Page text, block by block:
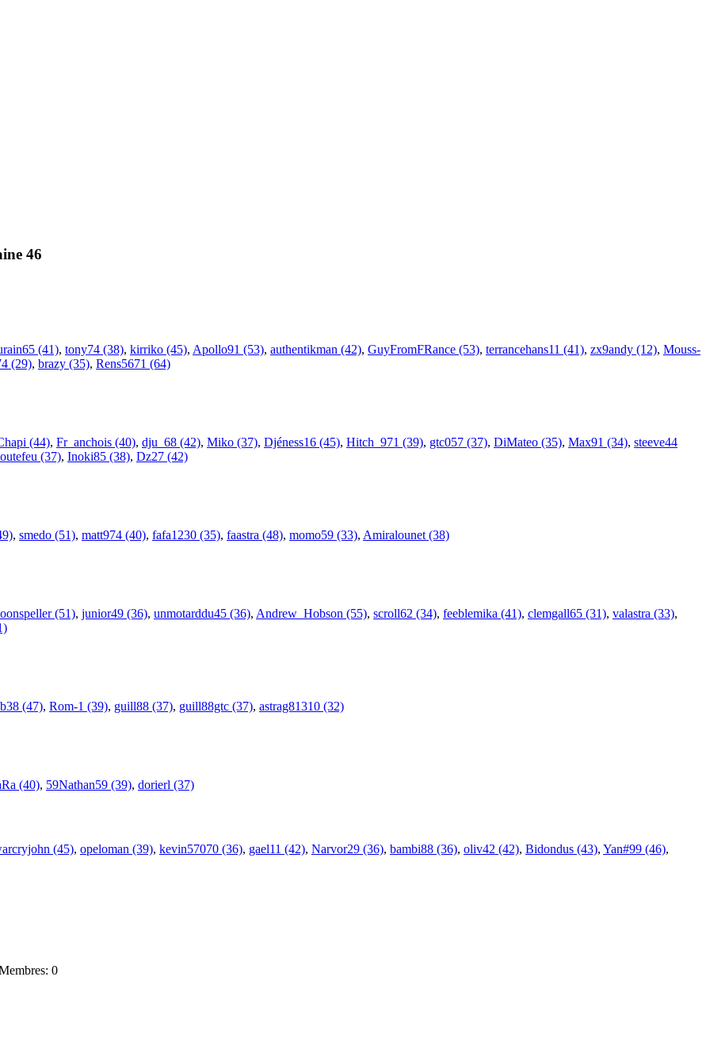
46
(41), tony74 (38), kirriko (45), Apollo91 (53), authentikman (42), GuyFromFRance (53), terrancehans11 (41), zx9andy (12), Mouss-
(29), brazy (35), Rens5671 (64)
(44), Fr_anchois (40), dju_68 (42), Miko (37), Djéness16 (45), Hitch_971 (39), gtc057 (37), DiMateo (35), Max91 (34), steeve44
(37), Inoki85 (38), Dz27 (42)
, smedo (51), matt974 (40), fafa1230 (35), faastra (48), momo59 (33), Amiralounet (38)
(51), junior49 (36), unmotarddu45 (36), Andrew_Hobson (55), scroll62 (34), feeblemika (41), clemgall65 (31), valastra (33),
(47), Rom-1 (39), guill88 (37), guill88gtc (37), astrag81310 (32)
(40), 59Nathan59 (39), dorierl (37)
(45), opeloman (39), kevin57070 (36), gael11 (42), Narvor29 (36), bambi88 (36), oliv42 (42), Bidondus (43), Yan#99 (46),
0